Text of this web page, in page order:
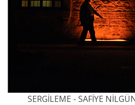
SERGİLEME - SAFİYE